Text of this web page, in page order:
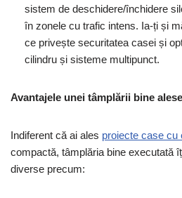
sistem de deschidere/închidere
în zonele cu trafic intens. Ia-ți și
ce privește securitatea casei și
cilindru și sisteme multipunct.
Avantajele unei tâmplării bine alese
Indiferent că ai ales proiecte case cu
compactă, tâmplăria bine executată
diverse precum: